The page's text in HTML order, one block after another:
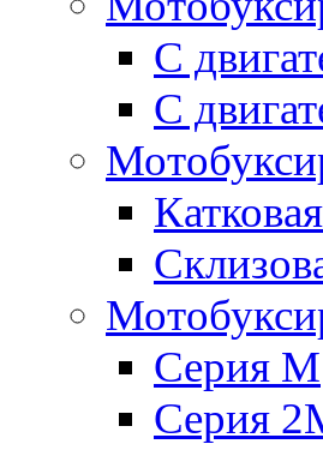
С
С
Серия М
Серия